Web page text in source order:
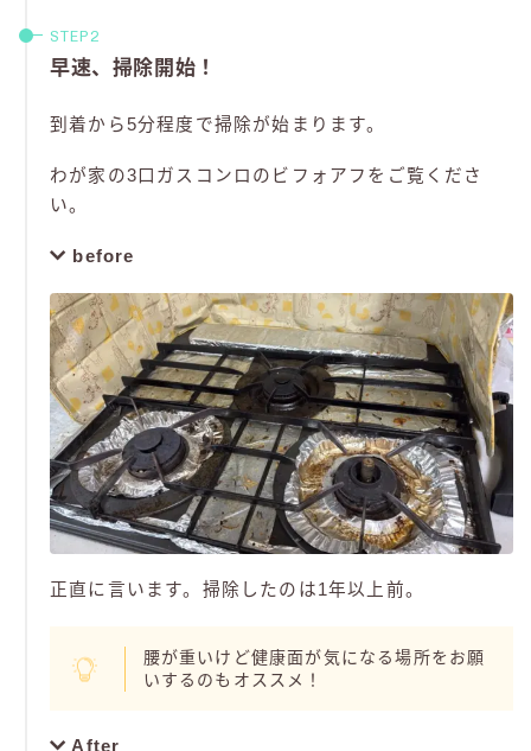
早速、掃除開始！
到着から5分程度で掃除が始まります。
わが家の3口ガスコンロのビフォアフをご覧くださ
い。
before
正直に言います。掃除したのは1年以上前。
腰が重いけど健康面が気になる場所をお願
いするのもオススメ！
After